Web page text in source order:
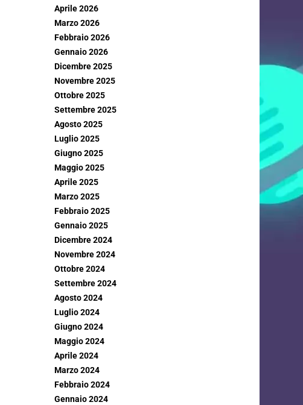
Aprile 2026
Marzo 2026
Febbraio 2026
Gennaio 2026
Dicembre 2025
Novembre 2025
Ottobre 2025
Settembre 2025
Agosto 2025
Luglio 2025
Giugno 2025
Maggio 2025
Aprile 2025
Marzo 2025
Febbraio 2025
Gennaio 2025
Dicembre 2024
Novembre 2024
Ottobre 2024
Settembre 2024
Agosto 2024
Luglio 2024
Giugno 2024
Maggio 2024
Aprile 2024
Marzo 2024
Febbraio 2024
Gennaio 2024